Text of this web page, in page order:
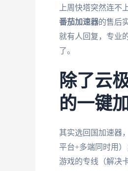
上周快塔突然连不
番茄加速器的售后
就有人回复，专业
了。
除了云
的一键
其实选回国加速器
平台+多端同时用
游戏的专线（解决